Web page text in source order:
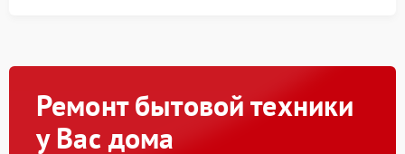
Ремонт бытовой техники
у Вас дома